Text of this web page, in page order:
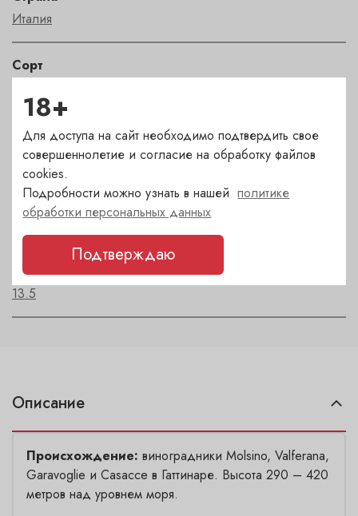
Италия
Сорт
Регион
Piemonte
Автор
Nervi Conterno
Крепость
13.5
Описание
Происхождение: виноградники Molsino, Valferana,
Garavoglie и Casacce в Гаттинаре. Высота 290 – 420
метров над уровнем моря.
18+
Для доступа на сайт необходимо подтвердить свое
совершеннолетие и согласие на обработку файлов
cookies.
Подробности можно узнать в нашейполитике
обработки персональных данных
Подтверждаю